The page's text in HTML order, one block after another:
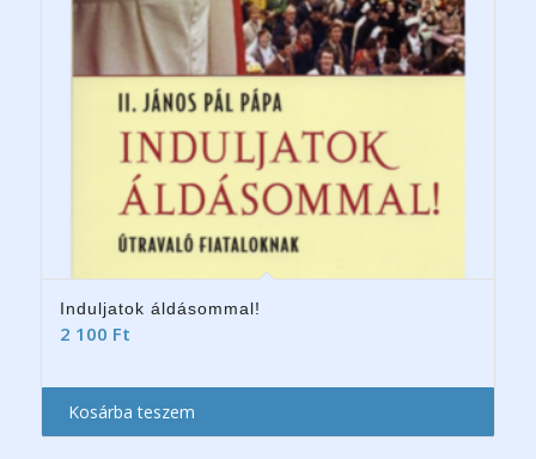
Induljatok áldásommal!
2 100 Ft
Kosárba teszem